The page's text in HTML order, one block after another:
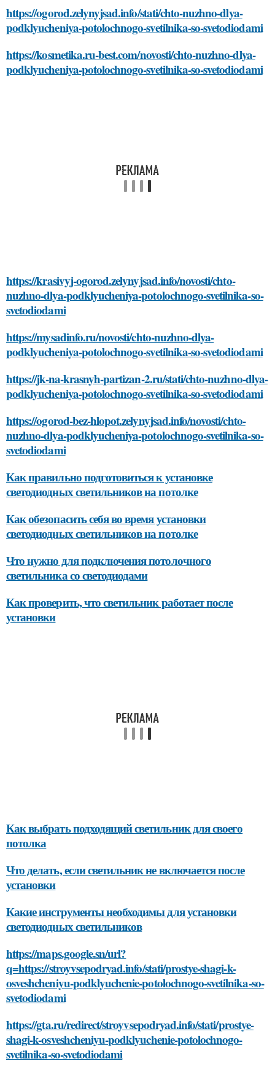
https://ogorod.zelynyjsad.info/stati/chto-nuzhno-dlya-
podklyucheniya-potolochnogo-svetilnika-so-svetodiodami
https://kosmetika.ru-best.com/novosti/chto-nuzhno-dlya-
podklyucheniya-potolochnogo-svetilnika-so-svetodiodami
https://krasivyj-ogorod.zelynyjsad.info/novosti/chto-
nuzhno-dlya-podklyucheniya-potolochnogo-svetilnika-so-
svetodiodami
https://mysadinfo.ru/novosti/chto-nuzhno-dlya-
podklyucheniya-potolochnogo-svetilnika-so-svetodiodami
https://jk-na-krasnyh-partizan-2.ru/stati/chto-nuzhno-dlya-
podklyucheniya-potolochnogo-svetilnika-so-svetodiodami
https://ogorod-bez-hlopot.zelynyjsad.info/novosti/chto-
nuzhno-dlya-podklyucheniya-potolochnogo-svetilnika-so-
svetodiodami
Как правильно подготовиться к установке
светодиодных светильников на потолке
Как обезопасить себя во время установки
светодиодных светильников на потолке
Что нужно для подключения потолочного
светильника со светодиодами
Как проверить, что светильник работает после
установки
Как выбрать подходящий светильник для своего
потолка
Что делать, если светильник не включается после
установки
Какие инструменты необходимы для установки
светодиодных светильников
https://maps.google.sn/url?
q=https://stroyvsepodryad.info/stati/prostye-shagi-k-
osveshcheniyu-podklyuchenie-potolochnogo-svetilnika-so-
svetodiodami
https://gta.ru/redirect/stroyvsepodryad.info/stati/prostye-
shagi-k-osveshcheniyu-podklyuchenie-potolochnogo-
svetilnika-so-svetodiodami